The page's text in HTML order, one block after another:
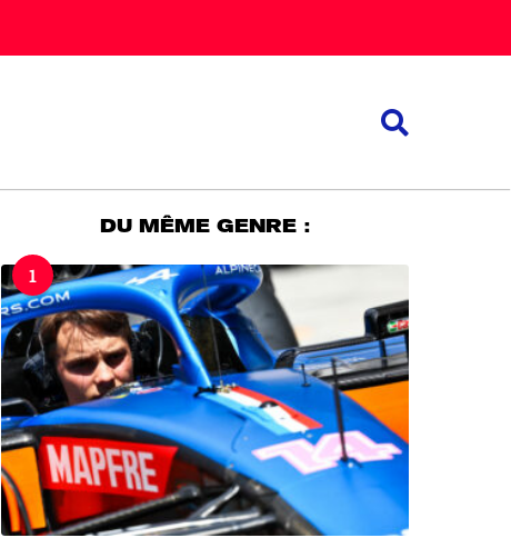
DU MÊME GENRE :
1